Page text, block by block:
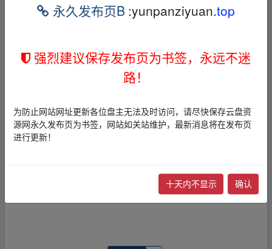
免责声明
介绍展示帖子，
本站不存储任何实质资源数据
。
2，本文内容仅代表作者本人观点，不代表本网站立场，作
3，本文内所有链接指向的云盘网盘资源，其版权归版权方
关资源。
4，如您认为本站任何介绍帖侵犯了您的合法版权，请点击
版权投诉
亿方教材助手v1.3.0525中小学高清电子
魔鬼深夜秀[2024][澳大利亚恐怖]1
永久发布页B :yunpanziyuan.top
强烈建议保存发布页为书签，永远不迷
路！
为防止网站网址更新各位盘主无法及时访问，请尽快保存云盘资
源网永久发布页为书签，网站如关站维护，最新消息将在发布页
进行更新！
十天内不显示 确认